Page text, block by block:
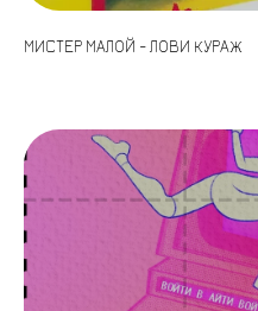
МИСТЕР МАЛОЙ - ЛОВИ КУРАЖ